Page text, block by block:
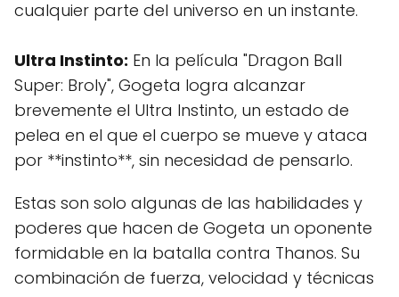
cualquier parte del universo en un instante.
Ultra Instinto: En la película "Dragon Ball
Super: Broly", Gogeta logra alcanzar
brevemente el Ultra Instinto, un estado de
pelea en el que el cuerpo se mueve y ataca
por **instinto**, sin necesidad de pensarlo.
Estas son solo algunas de las habilidades y
poderes que hacen de Gogeta un oponente
formidable en la batalla contra Thanos. Su
combinación de fuerza, velocidad y técnicas